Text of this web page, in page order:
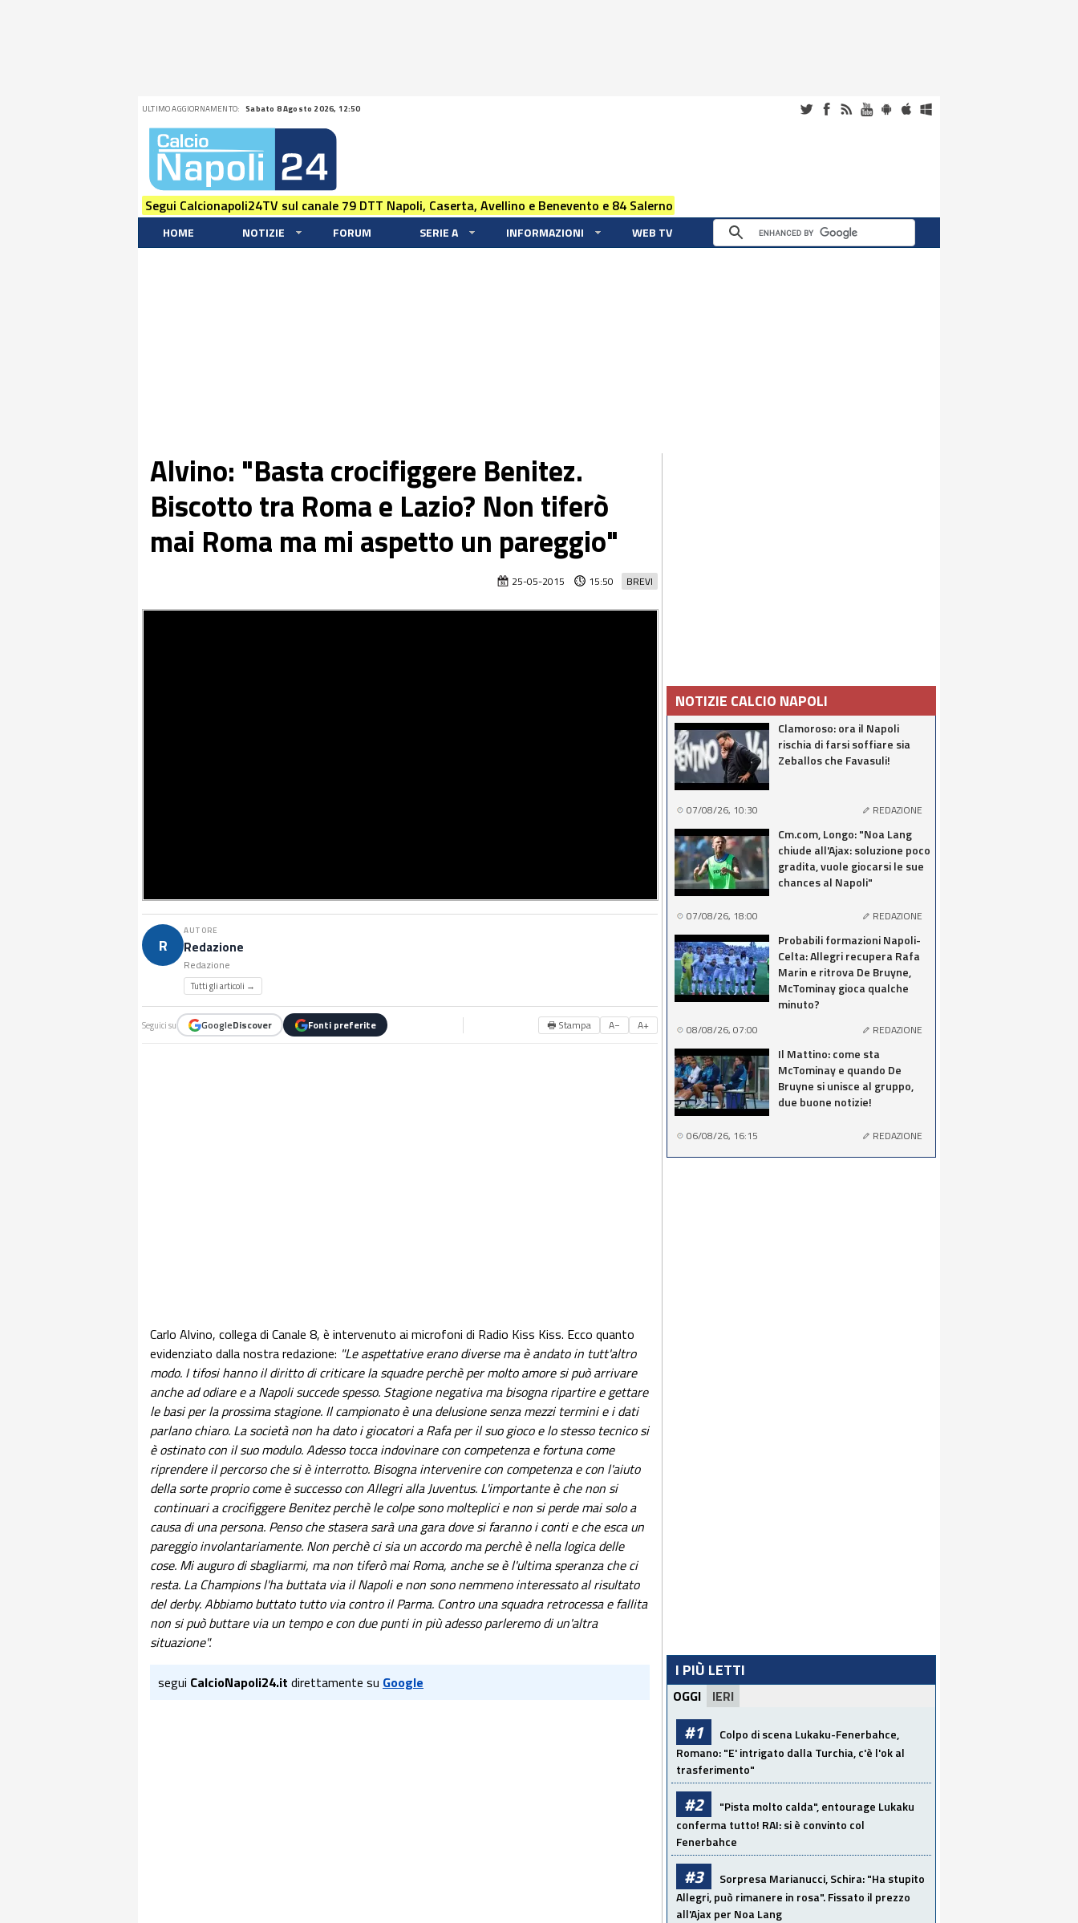
ULTIMO AGGIORNAMENTO: Sabato 8 Agosto 2026, 12:50
Segui Calcionapoli24TV sul canale 79 DTT Napoli, Caserta, Avellino e Benevento e 84 Salerno
HOME NOTIZIE FORUM SERIE A INFORMAZIONI WEB TV
Alvino: "Basta crocifiggere Benitez.
Biscotto tra Roma e Lazio? Non tiferò
mai Roma ma mi aspetto un pareggio"
BREVI
25-05-2015 15:50
R
AUTORE
Redazione
Redazione
Tutti gli articoli →
Seguici su GoogleDiscover Fonti preferite 🖶 Stampa A− A+
Carlo Alvino, collega di Canale 8, è intervenuto ai microfoni di Radio Kiss Kiss. Ecco quanto
evidenziato dalla nostra redazione: "Le aspettative erano diverse ma è andato in tutt'altro
modo. I tifosi hanno il diritto di criticare la squadre perchè per molto amore si può arrivare
anche ad odiare e a Napoli succede spesso. Stagione negativa ma bisogna ripartire e gettare
le basi per la prossima stagione. Il campionato è una delusione senza mezzi termini e i dati
parlano chiaro. La società non ha dato i giocatori a Rafa per il suo gioco e lo stesso tecnico si
è ostinato con il suo modulo. Adesso tocca indovinare con competenza e fortuna come
riprendere il percorso che si è interrotto. Bisogna intervenire con competenza e con l'aiuto
della sorte proprio come è successo con Allegri alla Juventus. L'importante è che non si
continuari a crocifiggere Benitez perchè le colpe sono molteplici e non si perde mai solo a
causa di una persona. Penso che stasera sarà una gara dove si faranno i conti e che esca un
pareggio involantariamente. Non perchè ci sia un accordo ma perchè è nella logica delle
cose. Mi auguro di sbagliarmi, ma non tiferò mai Roma, anche se è l'ultima speranza che ci
resta. La Champions l'ha buttata via il Napoli e non sono nemmeno interessato al risultato
del derby. Abbiamo buttato tutto via contro il Parma. Contro una squadra retrocessa e fallita
non si può buttare via un tempo e con due punti in più adesso parleremo di un'altra
situazione".
segui CalcioNapoli24.it direttamente su Google
NOTIZIE CALCIO NAPOLI
Clamoroso: ora il Napoli
rischia di farsi soffiare sia
Zeballos che Favasuli!
07/08/26, 10:30 REDAZIONE
Cm.com, Longo: "Noa Lang
chiude all'Ajax: soluzione poco
gradita, vuole giocarsi le sue
chances al Napoli"
07/08/26, 18:00 REDAZIONE
Probabili formazioni Napoli-
Celta: Allegri recupera Rafa
Marin e ritrova De Bruyne,
McTominay gioca qualche
minuto?
08/08/26, 07:00 REDAZIONE
Il Mattino: come sta
McTominay e quando De
Bruyne si unisce al gruppo,
due buone notizie!
06/08/26, 16:15 REDAZIONE
I PIÙ LETTI
OGGI IERI
#1
Colpo di scena Lukaku-Fenerbahce,
Romano: "E' intrigato dalla Turchia, c'è l'ok al
trasferimento"
#2
"Pista molto calda", entourage Lukaku
conferma tutto! RAI: si è convinto col
Fenerbahce
#3
Sorpresa Marianucci, Schira: "Ha stupito
Allegri, può rimanere in rosa". Fissato il prezzo
all'Ajax per Noa Lang